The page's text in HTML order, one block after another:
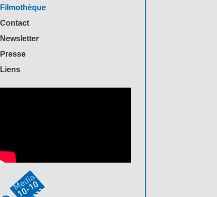
Filmothèque
Contact
Newsletter
Presse
Liens